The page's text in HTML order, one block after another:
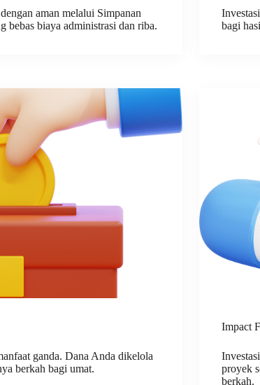
aman melalui Simpanan
bebas biaya administrasi dan riba.
bagi
ganda. Dana Anda dikelola
berkah bagi umat.
Impact
proyek
berkah.